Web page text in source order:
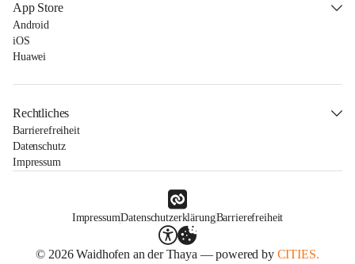
App Store
Android
iOS
Huawei
Rechtliches
Barrierefreiheit
Datenschutz
Impressum
ImpressumDatenschutzerklärungBarrierefreiheit
© 2026 Waidhofen an der Thaya — powered by CITIES.